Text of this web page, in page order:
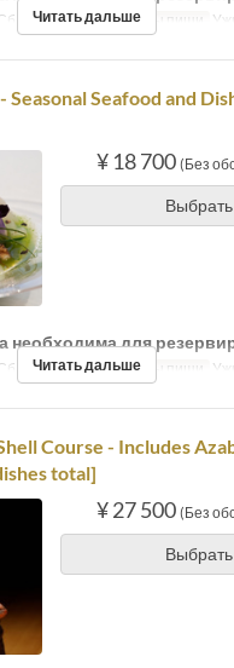
Праздники Приемы пищи
Читать дальше
Seafood and
¥ 18 700 (Без
Выбрать
необходима для
Праздники Приемы пищи
Читать дальше
Course - Includes
total]
¥ 27 500 (Без
Выбрать